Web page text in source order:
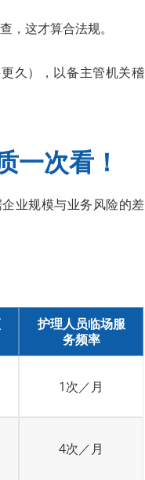
这才算合法规。
久），以备主管机关稽
一次看！
业规模与业务风险的差
护理人员临场服
务频率
1次／月
4次／月